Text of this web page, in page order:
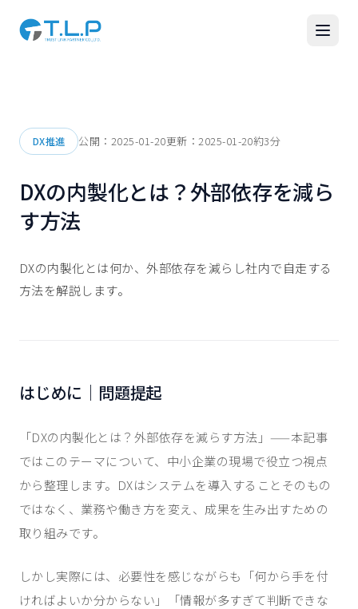
DX推進 公開： 2025-01-20更新：2025-01-20約3分
DXの内製化とは？外部依存を減ら
す方法
DXの内製化とは何か、外部依存を減らし社内で自走する
方法を解説します。
はじめに｜問題提起
「DXの内製化とは？外部依存を減らす方法」——本記事
ではこのテーマについて、中小企業の現場で役立つ視点
から整理します。DXはシステムを導入することそのもの
ではなく、業務や働き方を変え、成果を生み出すための
取り組みです。
しかし実際には、必要性を感じながらも「何から手を付
ければよいか分からない」「情報が多すぎて判断できな